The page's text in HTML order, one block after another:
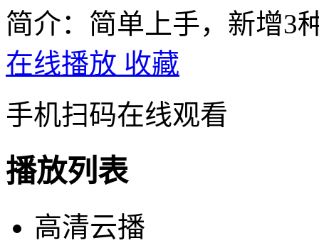
简介：简单上手，新增3
在线播放 收藏
手机扫码在线观看
播放列表
高清云播